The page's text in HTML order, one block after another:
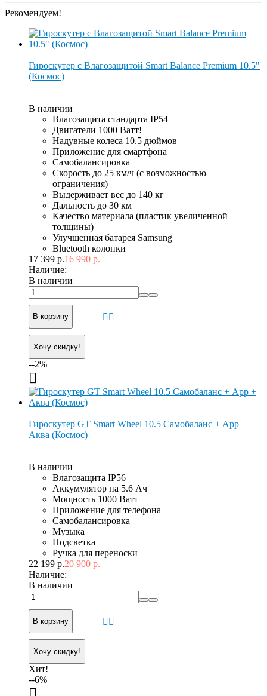
Рекомендуем!
Гироскутер с Влагозащитой Smart Balance Premium 10.5"
(Космос)
В наличии
Влагозащита стандарта IP54
Двигатели 1000 Ватт!
Надувные колеса 10.5 дюймов
Приложение для смартфона
Самобалансировка
Скорость до 25 км/ч (с возможностью
ограничения)
Выдерживает вес до 140 кг
Дальность до 30 км
Качество материала (пластик увеличенной
толщины)
Улучшенная батарея Samsung
Bluetooth колонки
17 399 р.16 990 р.
Наличие:
В наличии
В корзину
Хочу скидку!
--2%
Гироскутер GT Smart Wheel 10.5 Самобаланс + App +
Аква (Космос)
В наличии
Влагозащита IP56
Аккумулятор на 5.6 Ач
Мощность 1000 Ватт
Приложение для телефона
Самобалансировка
Музыка
Подсветка
Ручка для переноски
22 199 р.20 900 р.
Наличие:
В наличии
В корзину
Хочу скидку!
Хит!
--6%